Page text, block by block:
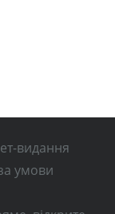
видання
умови